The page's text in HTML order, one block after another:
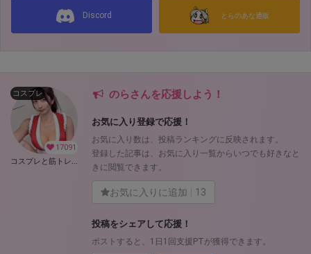
Discord とらのあな通販
17091
コスプレ
コスプレと筋トレ (のら)
のらさんを応援しよう！
お気に入り登録で応援！
お気に入り数は、投稿ランキングに反映されます。
登録した記事は、お気に入り一覧からいつでも好きなと
きに閲覧できます。
お気に入りに追加 13
投稿をシェアして応援！
ポストすると、1日1回支援PTが獲得できます。